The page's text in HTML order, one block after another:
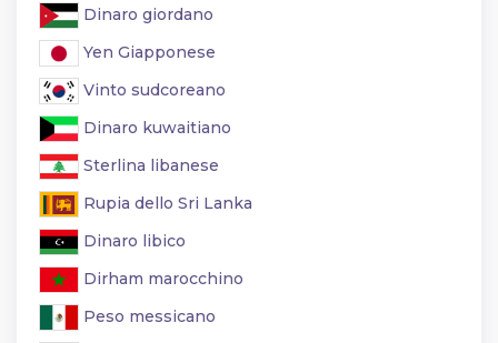
Dinaro giordano
Yen Giapponese
Vinto sudcoreano
Dinaro kuwaitiano
Sterlina libanese
Rupia dello Sri Lanka
Dinaro libico
Dirham marocchino
Peso messicano